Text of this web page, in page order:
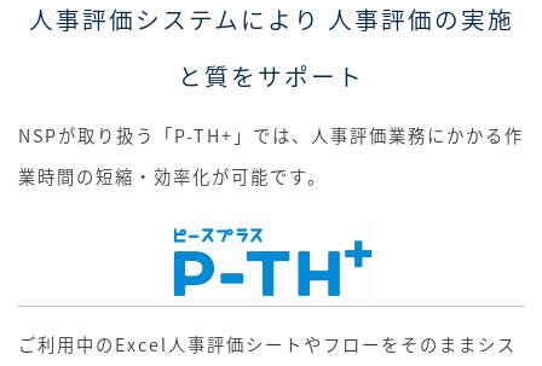
人事評価システムにより 人事評価の実施
と質をサポート
NSPが取り扱う「P-TH+」では、人事評価業務にかかる作
業時間の短縮・効率化が可能です。
ご利用中のExcel人事評価シートやフローをそのままシス